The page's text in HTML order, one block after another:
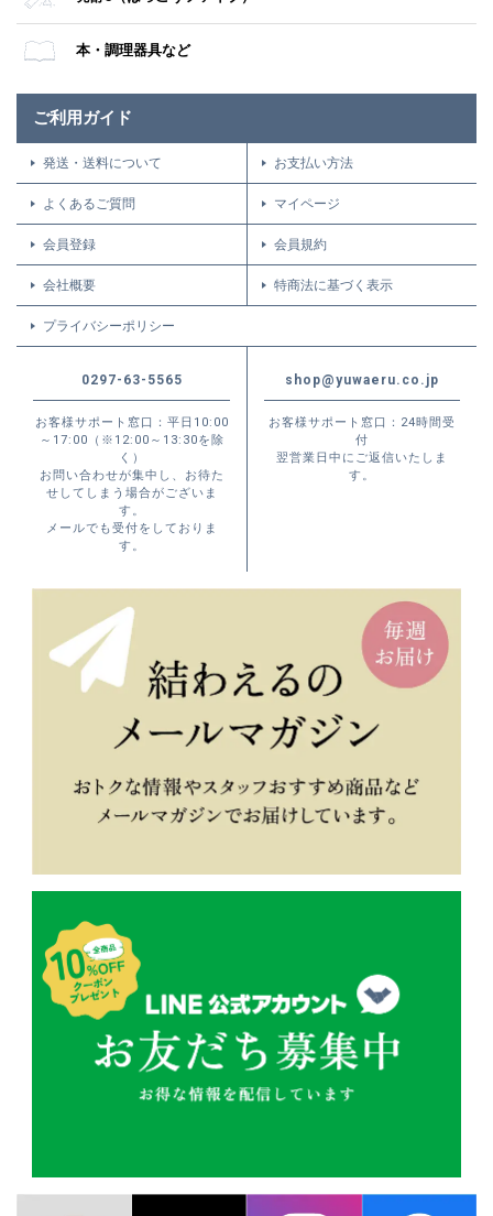
本・調理器具など
ご利用ガイド
発送・送料について お支払い方法
よくあるご質問 マイページ
会員登録 会員規約
会社概要 特商法に基づく表示
プライバシーポリシー
0297-63-5565
お客様サポート窓口：平日10:00
～17:00（※12:00～13:30を除
く）
お問い合わせが集中し、お待た
せしてしまう場合がございま
す。
メールでも受付をしておりま
す。
shop@yuwaeru.co.jp
お客様サポート窓口：24時間受
付
翌営業日中にご返信いたしま
す。